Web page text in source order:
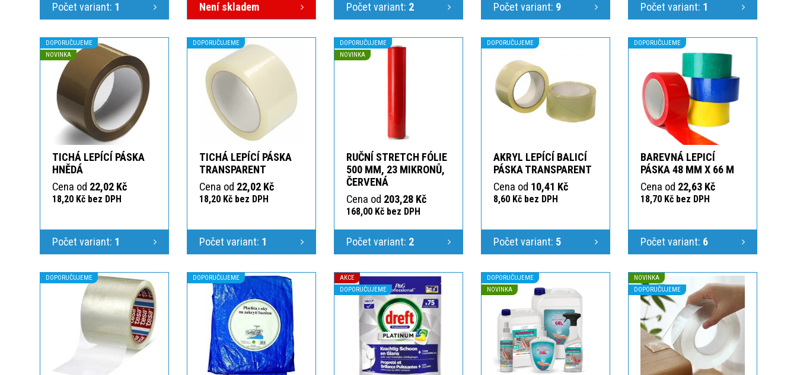
Počet variant: 1 Není skladem Počet variant: 2 Počet variant: 9 Počet variant: 1
DOPORUČUJEME
NOVINKA
TICHÁ LEPÍCÍ PÁSKA
HNĚDÁ
Cena od 22,02 Kč
18,20 Kč bez DPH
Počet variant: 1
DOPORUČUJEME
TICHÁ LEPÍCÍ PÁSKA
TRANSPARENT
Cena od 22,02 Kč
18,20 Kč bez DPH
Počet variant: 1
DOPORUČUJEME
NOVINKA
RUČNÍ STRETCH FÓLIE
500 MM, 23 MIKRONŮ,
ČERVENÁ
Cena od 203,28 Kč
168,00 Kč bez DPH
Počet variant: 2
DOPORUČUJEME
AKRYL LEPÍCÍ BALICÍ
PÁSKA TRANSPARENT
Cena od 10,41 Kč
8,60 Kč bez DPH
Počet variant: 5
DOPORUČUJEME
BAREVNÁ LEPICÍ
PÁSKA 48 MM X 66 M
Cena od 22,63 Kč
18,70 Kč bez DPH
Počet variant: 6
DOPORUČUJEME DOPORUČUJEME
AKCE
DOPORUČUJEME
DOPORUČUJEME
NOVINKA
NOVINKA
DOPORUČUJEME